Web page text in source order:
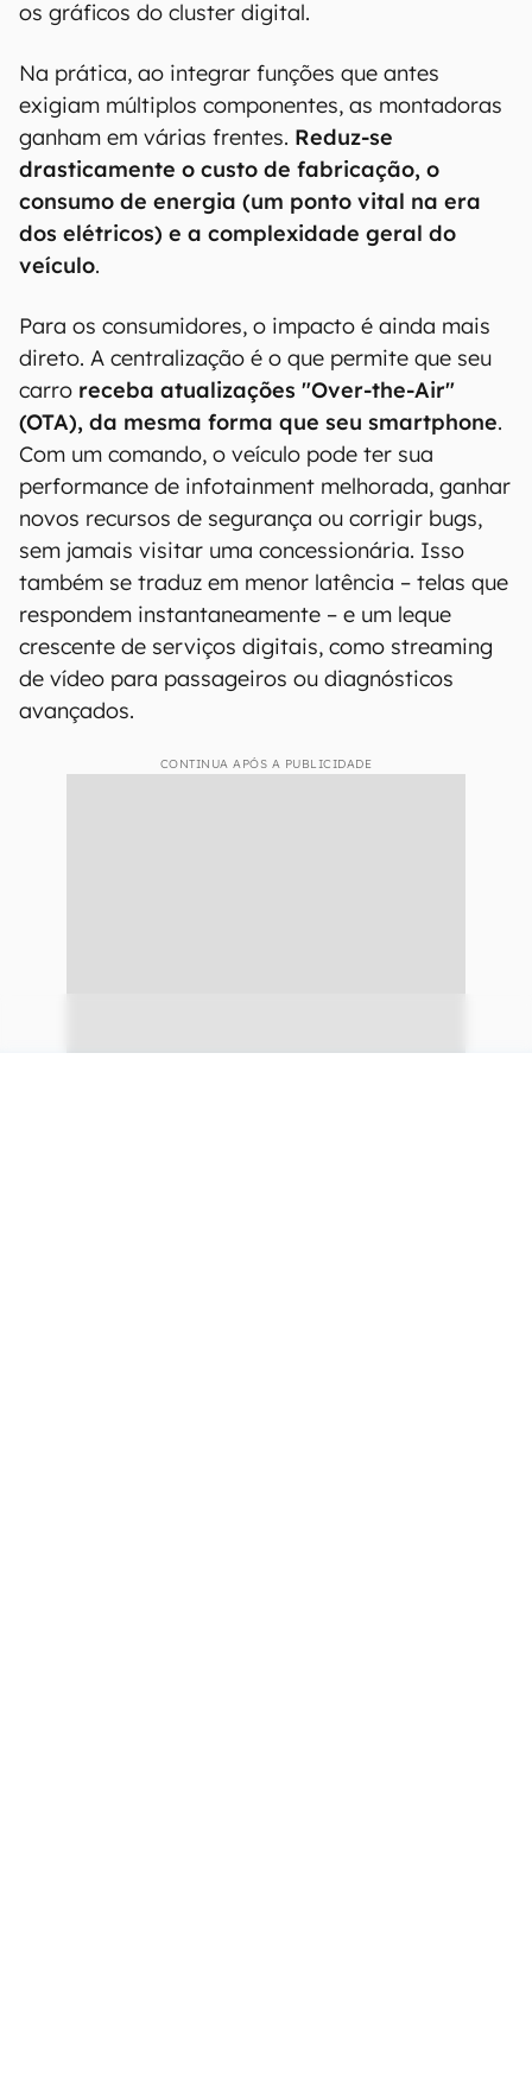
os gráficos do cluster digital.
Na prática, ao integrar funções que antes
exigiam múltiplos componentes, as montadoras
ganham em várias frentes. Reduz-se
drasticamente o custo de fabricação, o
consumo de energia (um ponto vital na era
dos elétricos) e a complexidade geral do
veículo.
Para os consumidores, o impacto é ainda mais
direto. A centralização é o que permite que seu
carro receba atualizações "Over-the-Air"
(OTA), da mesma forma que seu smartphone.
Com um comando, o veículo pode ter sua
performance de infotainment melhorada, ganhar
novos recursos de segurança ou corrigir bugs,
sem jamais visitar uma concessionária. Isso
também se traduz em menor latência – telas que
respondem instantaneamente – e um leque
crescente de serviços digitais, como streaming
de vídeo para passageiros ou diagnósticos
avançados.
CONTINUA APÓS A PUBLICIDADE